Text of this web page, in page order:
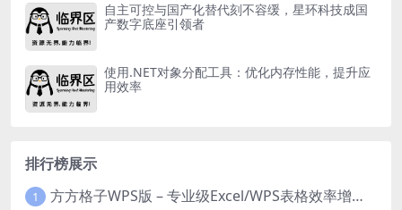
自主可控与国产化替代刻不容缓，星环科技成国
产数字底座引领者
使用.NET对象分配工具：优化内存性能，提升应
用效率
排行榜展示
1 方方格子WPS版 – 专业级Excel/WPS表格效率增强插件